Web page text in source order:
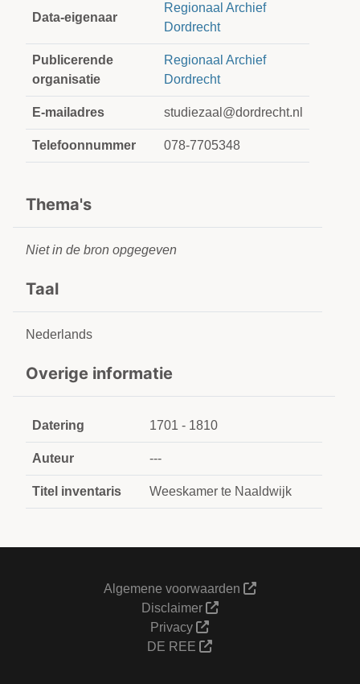
Data-eigenaar
Regionaal Archief
Dordrecht
Publicerende
organisatie
Regionaal Archief
Dordrecht
E-mailadres studiezaal@dordrecht.nl
Telefoonnummer 078-7705348
Thema's
Niet in de bron opgegeven
Taal
Nederlands
Overige informatie
Datering 1701 - 1810
Auteur ---
Titel inventaris Weeskamer te Naaldwijk
Algemene voorwaarden
Disclaimer
Privacy
DE REE